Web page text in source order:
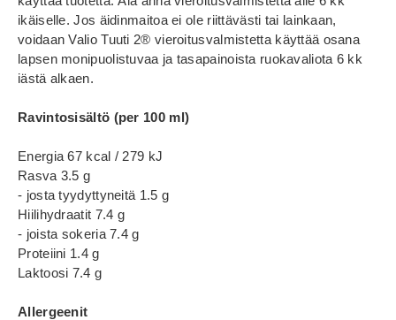
ikäiselle. Jos äidinmaitoa ei ole riittävästi tai lainkaan,
voidaan Valio Tuuti 2® vieroitusvalmistetta käyttää osana
lapsen monipuolistuvaa ja tasapainoista ruokavaliota 6 kk
iästä alkaen.
Ravintosisältö (per 100 ml)
Energia 67 kcal / 279 kJ
Rasva 3.5 g
- josta tyydyttyneitä 1.5 g
Hiilihydraatit 7.4 g
- joista sokeria 7.4 g
Proteiini 1.4 g
Laktoosi 7.4 g
Allergeenit